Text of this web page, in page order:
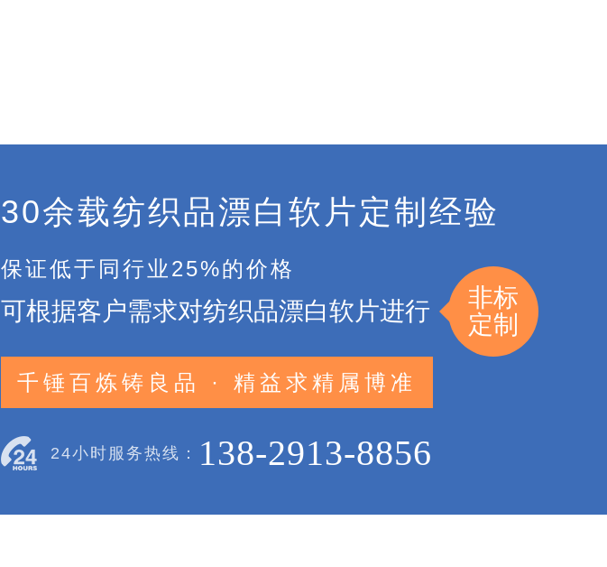
30余载纺织品漂白软片定制经验
保证低于同行业25%的价格
可根据客户需求对纺织品漂白软片进行
非标
定制
千锤百炼铸良品 · 精益求精属博准
24小时服务热线： 138-2913-8856